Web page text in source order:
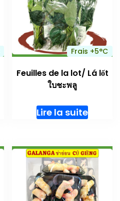
Frais +5°C
Feuilles de la lot/ Lá lốt
ใบชะพลู
Lire la suite